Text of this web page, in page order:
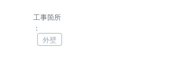
工事箇所
：
外壁